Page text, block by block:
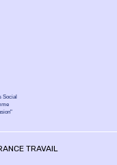
Social
TRAVAIL